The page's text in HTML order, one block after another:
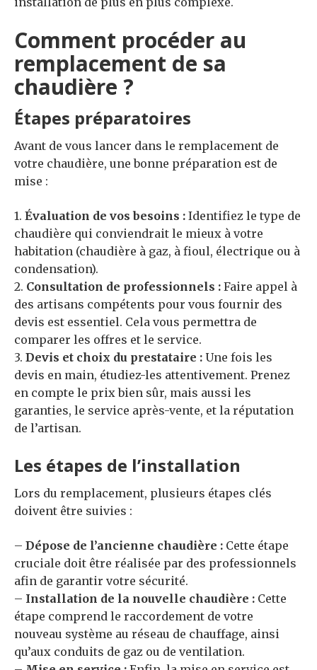
Comment procéder au
remplacement de sa
chaudière ?
Étapes préparatoires
Avant de vous lancer dans le remplacement de
votre chaudière, une bonne préparation est de
mise :
1. Évaluation de vos besoins : Identifiez le type de
chaudière qui conviendrait le mieux à votre
habitation (chaudière à gaz, à fioul, électrique ou à
condensation).
2. Consultation de professionnels : Faire appel à
des artisans compétents pour vous fournir des
devis est essentiel. Cela vous permettra de
comparer les offres et le service.
3. Devis et choix du prestataire : Une fois les
devis en main, étudiez-les attentivement. Prenez
en compte le prix bien sûr, mais aussi les
garanties, le service après-vente, et la réputation
de l’artisan.
Les étapes de l’installation
Lors du remplacement, plusieurs étapes clés
doivent être suivies :
– Dépose de l’ancienne chaudière : Cette étape
cruciale doit être réalisée par des professionnels
afin de garantir votre sécurité.
– Installation de la nouvelle chaudière : Cette
étape comprend le raccordement de votre
nouveau système au réseau de chauffage, ainsi
qu’aux conduits de gaz ou de ventilation.